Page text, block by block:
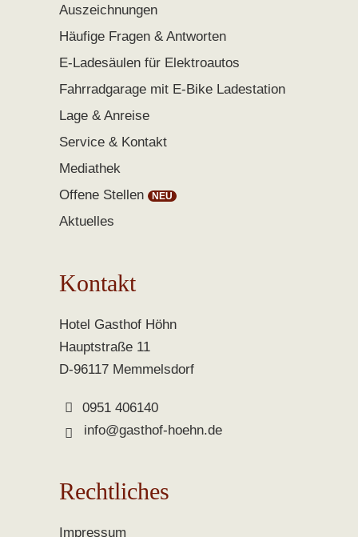
Auszeichnungen
Häufige Fragen & Antworten
E-Ladesäulen für Elektroautos
Fahrradgarage mit E-Bike Ladestation
Lage & Anreise
Service & Kontakt
Mediathek
Offene Stellen
Aktuelles
Kontakt
Hotel Gasthof Höhn
Hauptstraße 11
D-96117 Memmelsdorf
0951 406140
info@gasthof-hoehn.de
Rechtliches
Impressum